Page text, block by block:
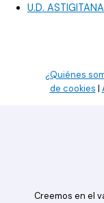
U.D. ASTIGITANA
¿Quiénes
de cookies |
Creemos en el